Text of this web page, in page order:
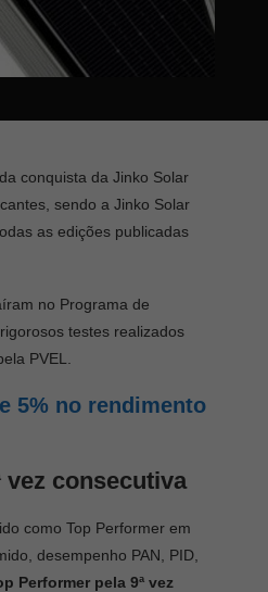
conquista da Jinko Solar
sendo a Jinko Solar
as edições publicadas
no Programa de
testes realizados
PVEL.
5% no rendimento
vez consecutiva
como Top Performer em
desempenho PAN, PID,
Performer pela 9ª vez